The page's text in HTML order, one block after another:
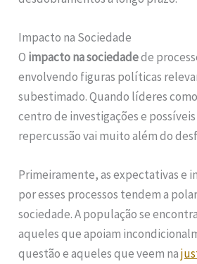
Impacto na Sociedade
O impacto na sociedadede
envolvendo figuras políticas
subestimado. Quando líderes como
centro de investigações e possíveis
repercussão vai muito além do
Primeiramente, as expectativas e
por esses processos tendem a
sociedade. A população se
aqueles que apoiam
questão e aqueles que veem na